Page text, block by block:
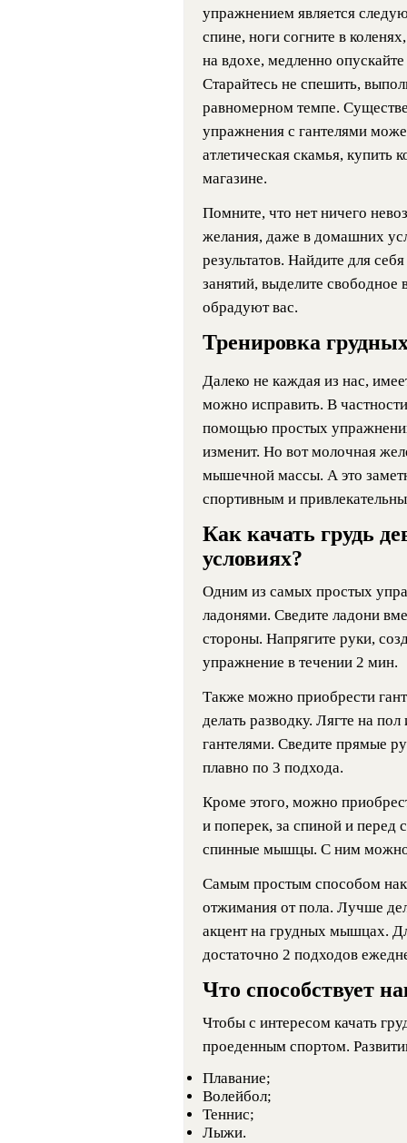
упражнением является
спине, ноги согните в
на вдохе, медленно
Старайтесь не спешить,
равномерном темпе.
упражнения с гантелями
атлетическая скамья,
магазине.
Помните, что нет ничего
желания, даже в домашних
результатов. Найдите для
занятий, выделите свободное
обрадуют вас.
Тренировка
Далеко не каждая из нас,
можно исправить. В
помощью простых
изменит. Но вот молочная
мышечной массы. А это
спортивным и
Как качать грудь
условиях?
Одним из самых простых
ладонями. Сведите ладони
стороны. Напрягите руки,
упражнение в течении 2 мин.
Также можно приобрести
делать разводку. Лягте на
гантелями. Сведите прямые
плавно по 3 подхода.
Кроме этого, можно
и поперек, за спиной и перед
спинные мышцы. С ним можно
Самым простым способом
отжимания от пола. Лучше
акцент на грудных мышцах.
достаточно 2 подходов
Что способствует
Чтобы с интересом качать
проеденным спортом.
Плавание;
Волейбол;
Теннис;
Лыжи.